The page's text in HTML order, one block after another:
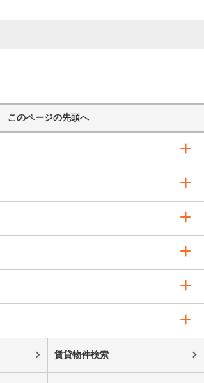
このページの先頭へ
賃貸物件検索